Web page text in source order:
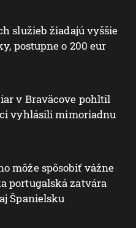
služieb žiadajú vyššie
postupne o 200 eur
v Braväcove pohltil
vyhlásili mimoriadnu
môže spôsobiť vážne
portugalská zatvára
Španielsku